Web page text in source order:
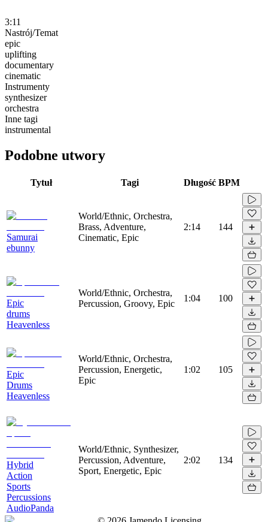
3:11
Nastrój/Temat
epic
uplifting
documentary
cinematic
Instrumenty
synthesizer
orchestra
Inne tagi
instrumental
Podobne utwory
Tytuł Tagi Długość BPM
Samurai
ebunny
World/Ethnic, Orchestra,
Brass, Adventure,
Cinematic, Epic
2:14 144
Epic
drums
Heavenless
World/Ethnic, Orchestra,
Percussion, Groovy, Epic
1:04 100
Epic
Drums
Heavenless
World/Ethnic, Orchestra,
Percussion, Energetic,
Epic
1:02 105
Hybrid
Action
Sports
Percussions
AudioPanda
World/Ethnic, Synthesizer,
Percussion, Adventure,
Sport, Energetic, Epic
2:02 134